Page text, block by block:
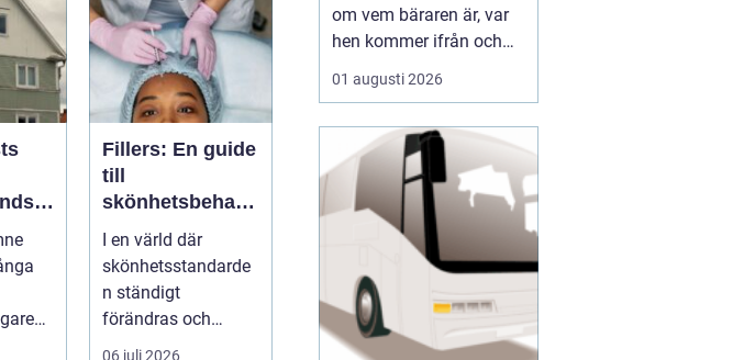
Fillers: En guide
till
skönhetsbehand
lingar i
Stockholm
I en värld där
skönhetsstandarde
n ständigt
förändras och
utvecklingen ...
06 juli 2026
om vem bäraren är, var
hen kommer ifrån och
vad som är viktigt i livet.
I en stad som Göteborg,
hamnstadens råa
historia och moderna
kreativitet, blir smycken
ofta en...
01 augusti 2026